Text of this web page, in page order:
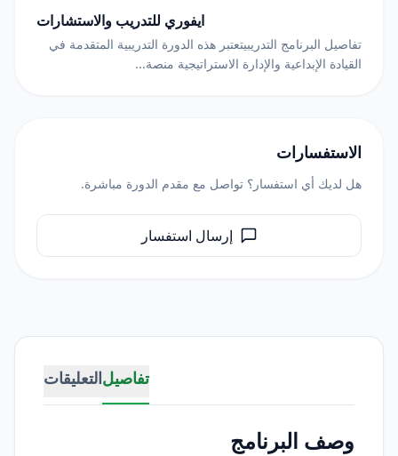
تفاصيلالتعليقات
وصف البرنامج
ايفوري للتدريب والاستشارات
تفاصيل البرنامج التدريبيتعتبر هذه الدورة التدريبية المتقدمة في
القيادة الإبداعية والإدارة الاستراتيجية منصة...
الاستفسارات
هل لديك أي استفسار؟ تواصل مع مقدم الدورة مباشرة.
إرسال استفسار